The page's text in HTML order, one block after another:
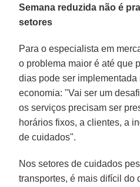
Semana reduzida não é
setores
Para o especialista em
o problema maior é até que
dias pode ser
economia: "Vai ser um
os serviços precisam ser
horários fixos, a clientes, a
de cuidados".
Nos setores de cuidados
transportes, é mais difícil do